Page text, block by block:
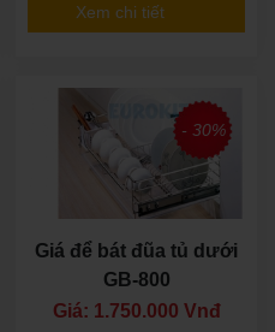
Xem chi tiết
- 30%
Giá để bát đũa tủ dưới
GB-800
Giá: 1.750.000 Vnđ